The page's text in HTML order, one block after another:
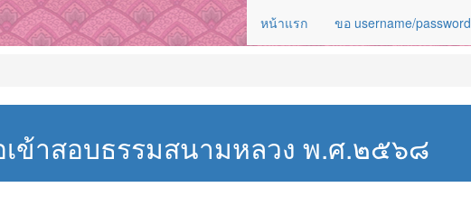
หน้าแรก ขอ username/password
ข้าสอบธรรมสนามหลวง พ.ศ.๒๕๖๘